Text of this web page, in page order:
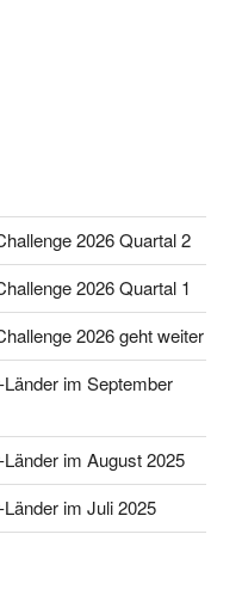
2026 Quartal 2
2026 Quartal 1
2026 geht weiter
im September
im August 2025
im Juli 2025